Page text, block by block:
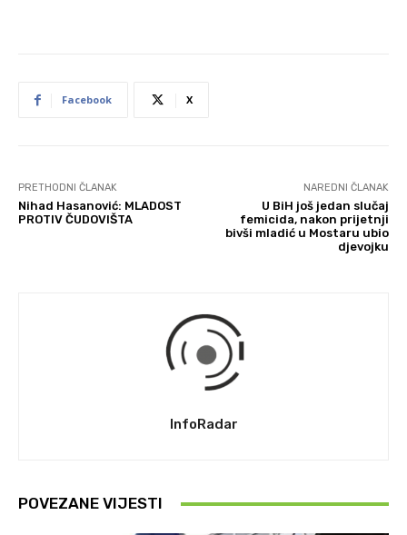
Facebook X
PRETHODNI ČLANAK
Nihad Hasanović: MLADOST
PROTIV ČUDOVIŠTA
NAREDNI ČLANAK
U BiH još jedan slučaj
femicida, nakon prijetnji
bivši mladić u Mostaru ubio
djevojku
InfoRadar
POVEZANE VIJESTI